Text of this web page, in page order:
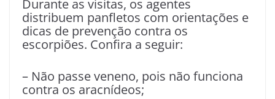
Durante as visitas, os agentes
distribuem panfletos com orientações e
dicas de prevenção contra os
escorpiões. Confira a seguir:
– Não passe veneno, pois não funciona
contra os aracnídeos;